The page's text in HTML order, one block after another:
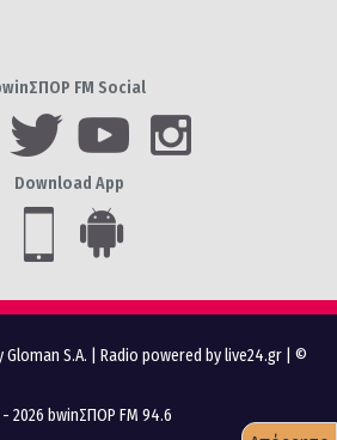
FM Social
Download App
S.A. Radio powered by live24.gr | ©
2026 bwinΣΠΟΡ FM 94.6